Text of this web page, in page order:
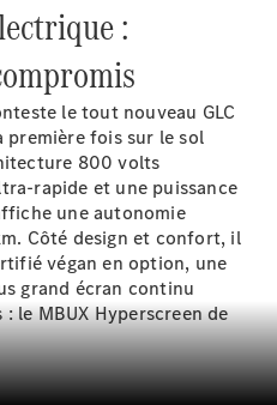
:
le tout nouveau GLC
fois sur le sol
800 volts
rapide et une puissance
une autonomie
Côté design et confort, il
végan en option, une
grand écran continu
le MBUX Hyperscreen de